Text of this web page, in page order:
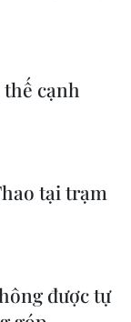
pháo hoa
thế cạnh
tại trạm
được tự